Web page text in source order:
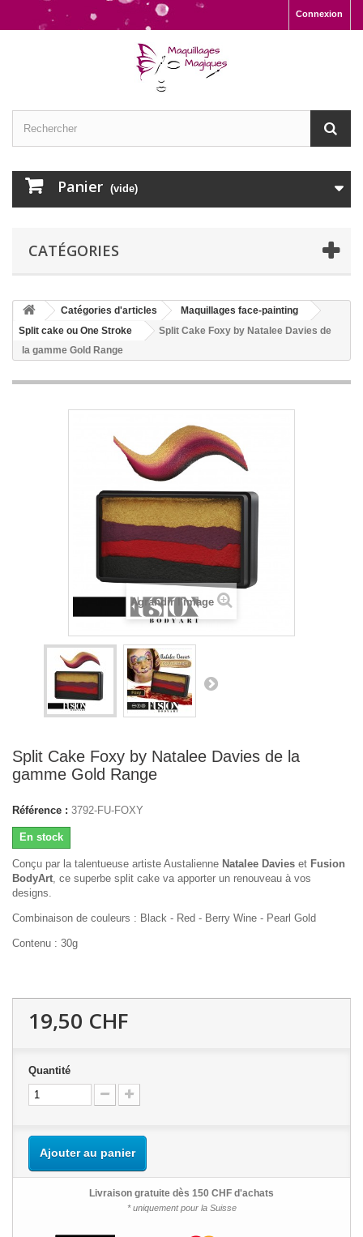
Connexion
Panier (vide)
CATÉGORIES
Catégories d'articles
Maquillages face-painting
Split cake ou One Stroke
Split Cake Foxy by Natalee Davies de
la gamme Gold Range
Agrandir l'image
Split Cake Foxy by Natalee Davies de la
gamme Gold Range
Référence : 3792-FU-FOXY
En stock
Conçu par la talentueuse artiste Austalienne Natalee Davies et Fusion
BodyArt, ce superbe split cake va apporter un renouveau à vos
designs.
Combinaison de couleurs : Black - Red - Berry Wine - Pearl Gold
Contenu : 30g
19,50 CHF
Quantité
Ajouter au panier
Livraison gratuite dès 150 CHF d'achats
* uniquement pour la Suisse